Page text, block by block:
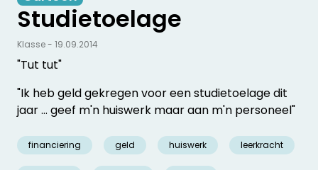
Studietoelage
"Tut tut"
"Ik heb geld gekregen voor een studietoelage dit
jaar ... geef m'n huiswerk maar aan m'n personeel"
financiering geld huiswerk leerkracht
Klasse - 19.09.2014